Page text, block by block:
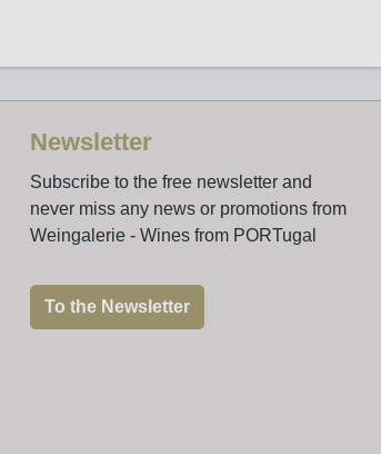
Newsletter
Subscribe to the free newsletter and
never miss any news or promotions from
Weingalerie - Wines from PORTugal
To the Newsletter